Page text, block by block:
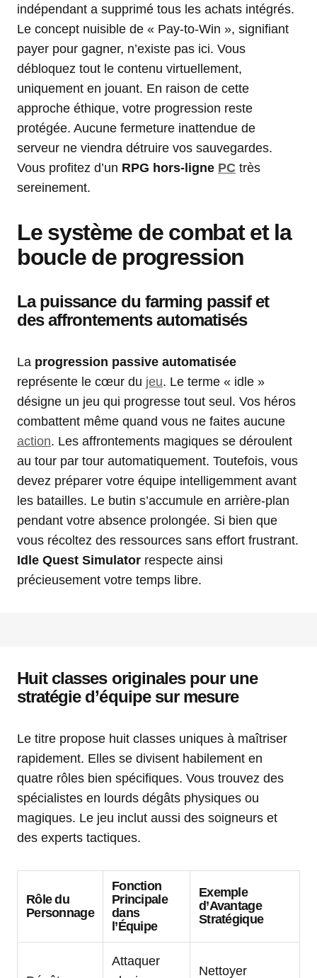
indépendant a supprimé tous les achats intégrés.
Le concept nuisible de « Pay-to-Win », signifiant
payer pour gagner, n’existe pas ici. Vous
débloquez tout le contenu virtuellement,
uniquement en jouant. En raison de cette
approche éthique, votre progression reste
protégée. Aucune fermeture inattendue de
serveur ne viendra détruire vos sauvegardes.
Vous profitez d’un RPG hors-ligne PC très
sereinement.
Le système de combat et la
boucle de progression
La puissance du farming passif et
des affrontements automatisés
La progression passive automatisée
représente le cœur du jeu. Le terme « idle »
désigne un jeu qui progresse tout seul. Vos héros
combattent même quand vous ne faites aucune
action. Les affrontements magiques se déroulent
au tour par tour automatiquement. Toutefois, vous
devez préparer votre équipe intelligemment avant
les batailles. Le butin s’accumule en arrière-plan
pendant votre absence prolongée. Si bien que
vous récoltez des ressources sans effort frustrant.
Idle Quest Simulator respecte ainsi
précieusement votre temps libre.
Huit classes originales pour une
stratégie d’équipe sur mesure
Le titre propose huit classes uniques à maîtriser
rapidement. Elles se divisent habilement en
quatre rôles bien spécifiques. Vous trouvez des
spécialistes en lourds dégâts physiques ou
magiques. Le jeu inclut aussi des soigneurs et
des experts tactiques.
Rôle du
Personnage
Fonction
Principale
dans
l’Équipe
Exemple
d’Avantage
Stratégique
Attaquer
Nettoyer